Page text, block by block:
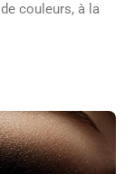
couleurs, à la